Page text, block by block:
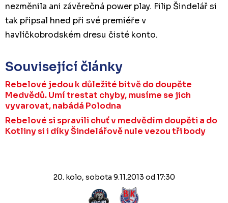
nezměnila ani závěrečná power play. Filip Šindelář si
tak připsal hned při své premiéře v
havlíčkobrodském dresu čisté konto.
Související články
Rebelové jedou k důležité bitvě do doupěte
Medvědů. Umí trestat chyby, musíme se jich
vyvarovat, nabádá Polodna
Rebelové si spravili chuť v medvědím doupěti a do
Kotliny si i díky Šindelářově nule vezou tři body
20. kolo, sobota 9.11.2013 od 17:30